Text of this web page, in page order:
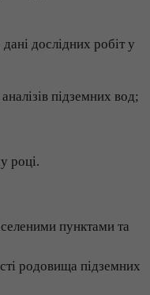
дослідних робіт у
підземних вод;
році.
пунктами та
родовища підземних